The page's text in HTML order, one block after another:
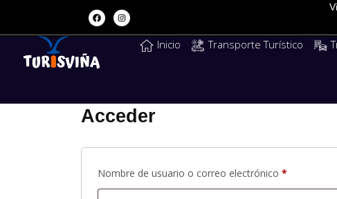
Inicio Transporte Turístico
Acceder
Nombre de usuario o correo electrónico *